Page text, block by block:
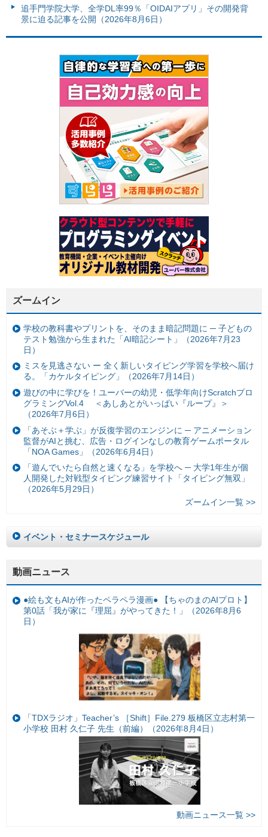
追手門学院大学、全学DL率99％「OIDAIアプリ」その開発背
景に迫る記事を公開（2026年8月6日）
ズームイン
学校の教科書やプリントを、そのまま暗記問題に ─ 子どもの
テスト勉強から生まれた「AI暗記シート」（2026年7月23
日）
ミスを見逃さない ー 全く新しいタイピング学習を学校へ届け
る。「カケルタイピング」（2026年7月14日）
遊びの中に学びを！ユーバーの幼児・低学年向けScratchプロ
グラミングVol.4 ＜あしあとがいっぱい『ループ』＞
（2026年7月6日）
「あそぶ＋学ぶ」が反復学習のエンジンに ─ アニメーション
監督がAIと挑む、広告・ログインなしの教育ゲームポータル
「NOA Games」（2026年6月4日）
「遊んでいたら自然と速くなる」を学校へ ─ 大学1年生が個
人開発した対戦型タイピング練習サイト「タイピング無双」
（2026年5月29日）
ズームイン一覧 >>
イベント・セミナースケジュール
動画ニュース
●絵も文もAIが作ったペラペラ漫画● 【ちゃのまのAIプロト】
第0話「我が家に『理屈』がやってきた！」（2026年8月6
日）
「TDXラジオ」Teacher’s ［Shift］File.279 板橋区立志村第一
小学校 田村 久仁子 先生（前編）（2026年8月4日）
動画ニュース一覧 >>